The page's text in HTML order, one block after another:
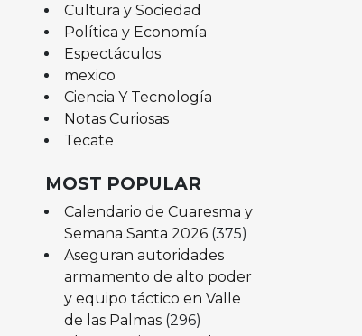
Cultura y Sociedad
Política y Economía
Espectáculos
mexico
Ciencia Y Tecnología
Notas Curiosas
Tecate
MOST POPULAR
Calendario de Cuaresma y
Semana Santa 2026 (375)
Aseguran autoridades
armamento de alto poder
y equipo táctico en Valle
de las Palmas (296)